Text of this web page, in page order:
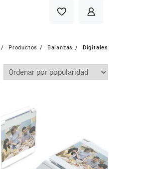
Productos Balanzas Digitales